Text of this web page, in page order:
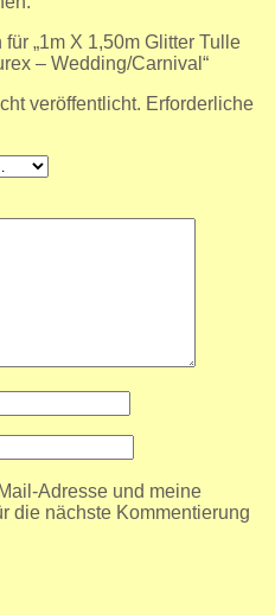
„1m X 1,50m Glitter Tulle
– Wedding/Carnival“
veröffentlicht. Erforderliche
Adresse und meine
die nächste Kommentierung